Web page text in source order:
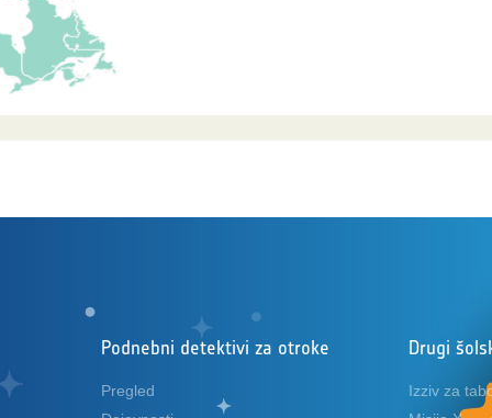
Podnebni detektivi za otroke
Pregled
Drugi
Izziv za